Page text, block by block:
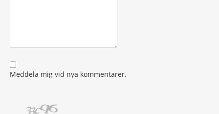
Meddela mig vid nya kommentarer.